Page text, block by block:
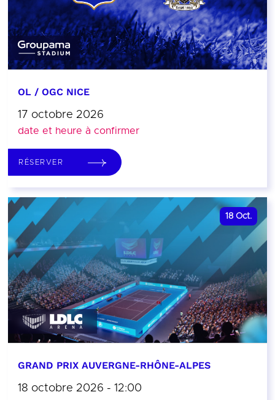
OL / OGC NICE
17 octobre 2026
date et heure à confirmer
RÉSERVER
18 Oct.
GRAND PRIX AUVERGNE-RHÔNE-ALPES
18 octobre 2026 - 12:00